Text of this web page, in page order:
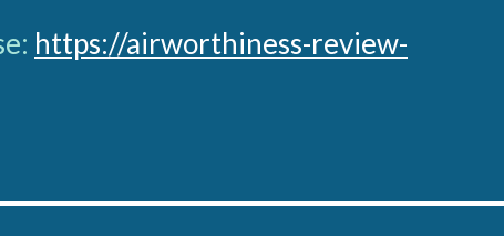
https://airworthiness-review-